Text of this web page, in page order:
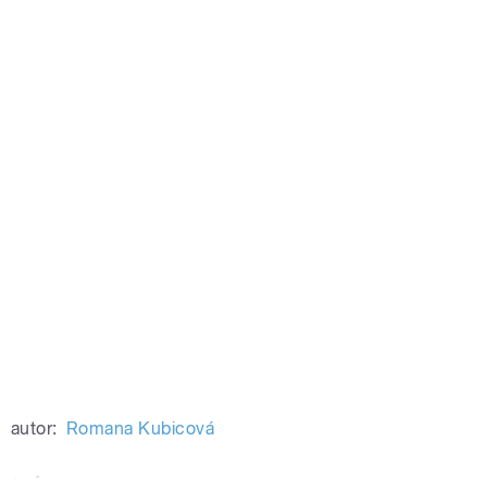
autor: Romana Kubicová